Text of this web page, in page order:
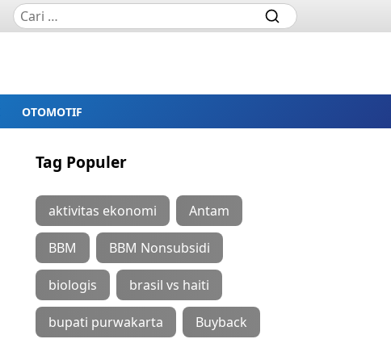
OTOMOTIF
Tag Populer
aktivitas ekonomi Antam
BBM BBM Nonsubsidi
biologis brasil vs haiti
bupati purwakarta Buyback